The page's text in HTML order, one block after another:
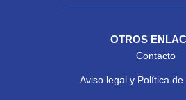
OTROS
Contacto
Aviso legal y Política de